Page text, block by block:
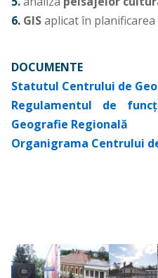
6. GISaplicat în
DOCUMENTE
Statutul Centrului de
Regulamentul de
Geografie Regională
Organigrama Centrului